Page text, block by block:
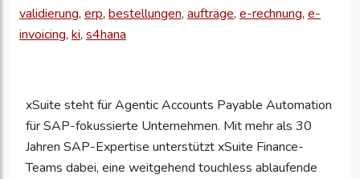
validierung, erp, bestellungen, aufträge, e-rechnung, e-
invoicing, ki, s4hana
xSuite steht für Agentic Accounts Payable Automation
für SAP-fokussierte Unternehmen. Mit mehr als 30
Jahren SAP-Expertise unterstützt xSuite Finance-
Teams dabei, eine weitgehend touchless ablaufende